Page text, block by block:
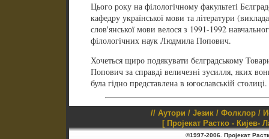
Цього року на філологічному факультеті
кафедру української мови та літератури
слов'янської мови велося з 1991-1992
філологічних наук Людмила Попович.
Хочеться щиро подякувати бєлградському
Попович за справді величезні зусилля, яких
була гідно представлена в югославській столиці.
// Аутори / Језик / Фолклор /
[ Пројекат Растко - Кијев-
©1997-2006. Пројекат